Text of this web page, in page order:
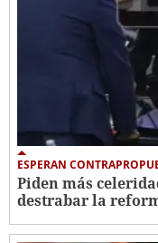
ESPERAN
Piden más
destrabar la